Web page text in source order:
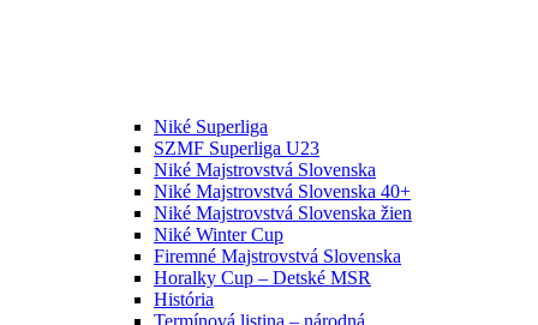
Niké Superliga
SZMF Superliga U23
Niké Majstrovstvá Slovenska
Niké Majstrovstvá Slovenska 40+
Niké Majstrovstvá Slovenska žien
Niké Winter Cup
Firemné Majstrovstvá Slovenska
Horalky Cup – Detské MSR
História